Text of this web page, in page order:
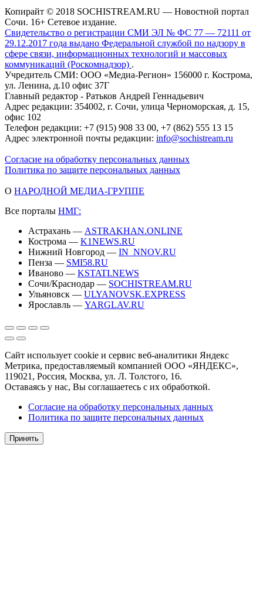
Копирайт © 2018 SOCHISTREAM.RU — Новостной портал
Сочи. 16+ Сетевое издание.
Свидетельство о регистрации СМИ ЭЛ № ФС 77 — 72111 от
29.12.2017 года выдано Федеральной службой по надзору в
сфере связи, информационных технологий и массовых
коммуникаций (Роскомнадзор) .
Учредитель СМИ: ООО «Медиа-Регион» 156000 г. Кострома,
ул. Ленина, д.10 офис 37Г
Главный редактор - Ратьков Андрей Геннадьевич
Адрес редакции: 354002, г. Сочи, улица Черноморская, д. 15,
офис 102
Телефон редакции: +7 (915) 908 33 00, +7 (862) 555 13 15
Адрес электронной почты редакции: info@sochistream.ru
Согласие на обработку персональных данных
Политика по защите персональных данных
О НАРОДНОЙ МЕДИА-ГРУППЕ
Все порталы НМГ:
Астрахань — ASTRAKHAN.ONLINE
Кострома — K1NEWS.RU
Нижний Новгород — IN_NNOV.RU
Пенза — SMI58.RU
Иваново — KSTATI.NEWS
Сочи/Краснодар — SOCHISTREAM.RU
Ульяновск — ULYANOVSK.EXPRESS
Ярославль — YARGLAV.RU
Сайт использует cookie и сервис веб-аналитики Яндекс
Метрика, предоставляемый компанией ООО «ЯНДЕКС»,
119021, Россия, Москва, ул. Л. Толстого, 16.
Оставаясь у нас, Вы соглашаетесь с их обработкой.
Согласие на обработку персональных данных
Политика по защите персональных данных
Принять